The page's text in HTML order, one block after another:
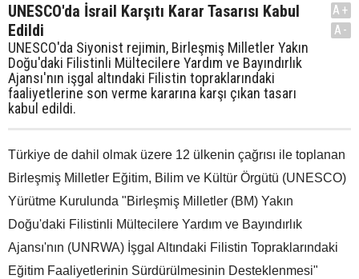
UNESCO'da İsrail Karşıtı Karar Tasarısı Kabul
Edildi
UNESCO'da Siyonist rejimin, Birleşmiş Milletler Yakın
Doğu'daki Filistinli Mültecilere Yardım ve Bayındırlık
Ajansı'nın işgal altındaki Filistin topraklarındaki
faaliyetlerine son verme kararına karşı çıkan tasarı
kabul edildi.
A+
A-
Türkiye de dahil olmak üzere 12 ülkenin çağrısı ile toplanan
Birleşmiş Milletler Eğitim, Bilim ve Kültür Örgütü (UNESCO)
Yürütme Kurulunda "Birleşmiş Milletler (BM) Yakın
Doğu'daki Filistinli Mültecilere Yardım ve Bayındırlık
Ajansı'nın (UNRWA) İşgal Altındaki Filistin Topraklarındaki
Eğitim Faaliyetlerinin Sürdürülmesinin Desteklenmesi"